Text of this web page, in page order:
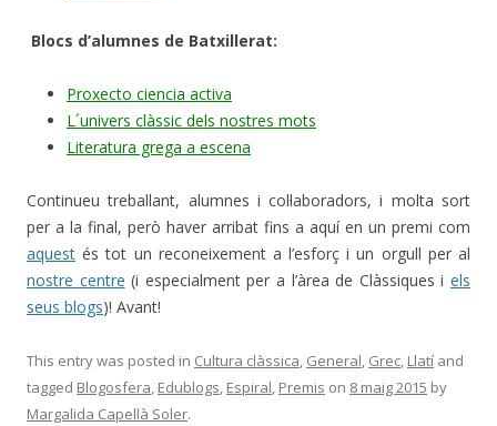
Blocs d’alumnes de Batxillerat:
Proxecto ciencia activa
L´univers clàssic dels nostres mots
Literatura grega a escena
Continueu treballant, alumnes i col·laboradors, i molta sort
per a la final, però haver arribat fins a aquí en un premi com
aquest és tot un reconeixement a l’esforç i un orgull per al
nostre centre (i especialment per a l’àrea de Clàssiques iels
seus blogs)! Avant!
This entry was posted in Cultura clàssica, General, Grec, Llatí and
tagged Blogosfera, Edublogs, Espiral, Premis on 8 maig 2015 by
Margalida Capellà Soler.